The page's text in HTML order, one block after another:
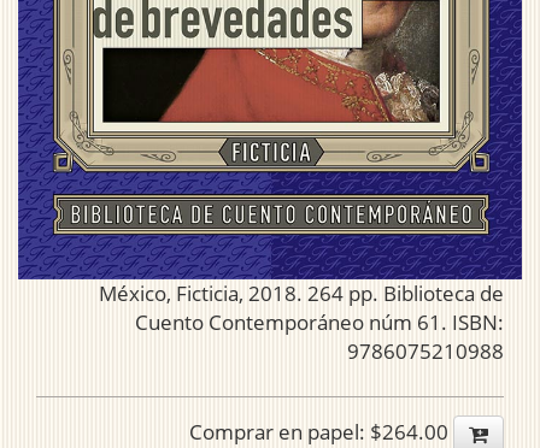
México, Ficticia, 2018. 264 pp. Biblioteca de
Cuento Contemporáneo núm 61. ISBN:
9786075210988
Comprar en papel: $264.00